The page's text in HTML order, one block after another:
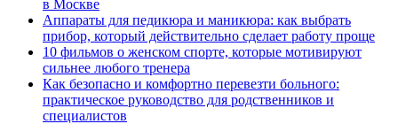
в Москве
Аппараты для педикюра и маникюра: как выбрать
прибор, который действительно сделает работу проще
10 фильмов о женском спорте, которые мотивируют
сильнее любого тренера
Как безопасно и комфортно перевезти больного:
практическое руководство для родственников и
специалистов